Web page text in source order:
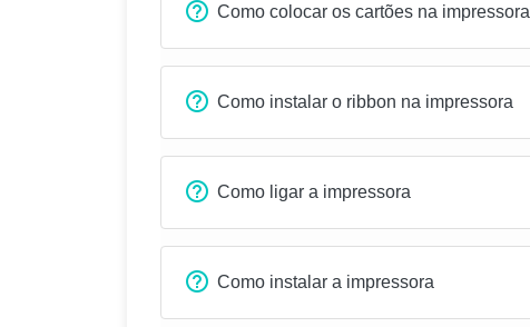
Como colocar os cartões na impressora
Como instalar o ribbon na impressora
Como ligar a impressora
Como instalar a impressora